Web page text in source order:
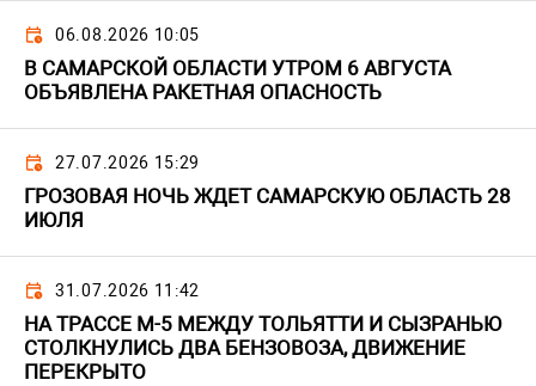
06.08.2026 10:05
В САМАРСКОЙ ОБЛАСТИ УТРОМ 6 АВГУСТА
ОБЪЯВЛЕНА РАКЕТНАЯ ОПАСНОСТЬ
27.07.2026 15:29
ГРОЗОВАЯ НОЧЬ ЖДЕТ САМАРСКУЮ ОБЛАСТЬ 28
ИЮЛЯ
31.07.2026 11:42
НА ТРАССЕ М-5 МЕЖДУ ТОЛЬЯТТИ И СЫЗРАНЬЮ
СТОЛКНУЛИСЬ ДВА БЕНЗОВОЗА, ДВИЖЕНИЕ
ПЕРЕКРЫТО